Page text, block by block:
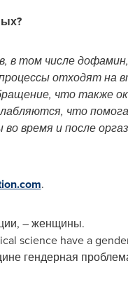
в том числе
отходят на
что также
что
время и после
.
– женщины.
science have a
гендерная